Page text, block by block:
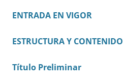
ENTRADA EN VIGOR
ESTRUCTURA Y CONTENIDO
Título Preliminar